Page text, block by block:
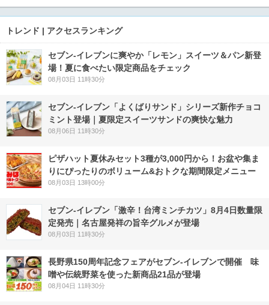
トレンド | アクセスランキング
セブン‐イレブンに爽やか「レモン」スイーツ＆パン新登
場！夏に食べたい限定商品をチェック
08月03日 11時30分
セブン‐イレブン「よくばりサンド」シリーズ新作チョコ
ミント登場｜夏限定スイーツサンドの爽快な魅力
08月06日 11時30分
ピザハット夏休みセット3種が3,000円から！お盆や集ま
りにぴったりのボリューム&おトクな期間限定メニュー
08月03日 13時00分
セブン-イレブン「激辛！台湾ミンチカツ」8月4日数量限
定発売｜名古屋発祥の旨辛グルメが登場
08月03日 11時30分
長野県150周年記念フェアがセブン-イレブンで開催 味
噌や伝統野菜を使った新商品21品が登場
08月04日 11時30分